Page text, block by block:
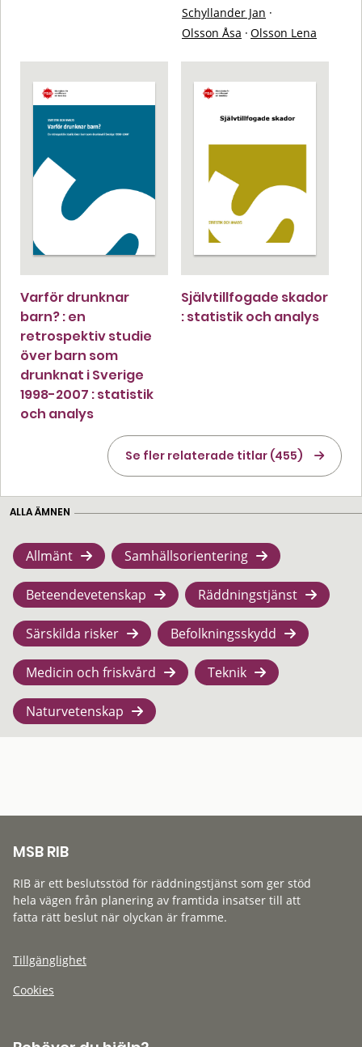
Schyllander Jan ·
Olsson Åsa · Olsson Lena
Varför drunknar
barn? : en
retrospektiv studie
över barn som
drunknat i Sverige
1998-2007 : statistik
och analys
Självtillfogade skador
: statistik och analys
Se fler relaterade titlar (455)
ALLA ÄMNEN
Allmänt Samhällsorientering
Beteendevetenskap Räddningstjänst
Särskilda risker Befolkningsskydd
Medicin och friskvård Teknik
Naturvetenskap
MSB RIB
RIB är ett beslutsstöd för räddningstjänst som ger stöd
hela vägen från planering av framtida insatser till att
fatta rätt beslut när olyckan är framme.
Tillgänglighet
Cookies